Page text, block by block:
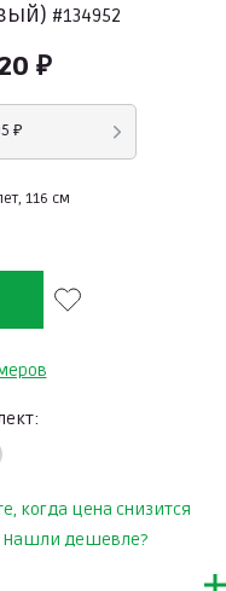
#134952
₽
₽
116 см
когда цена снизится
Нашли дешевле?